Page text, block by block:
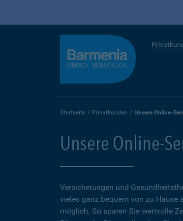
Startseite Privatkunden Unsere Online-
Unsere Online-
Versicherungen und
vieles ganz bequem von zu Hause
möglich. So sparen Sie wertvolle